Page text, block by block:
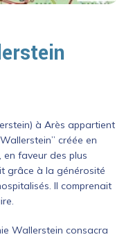
à Arès appartient
créée en
en faveur des plus
grâce à la générosité
Il comprenait
Wallerstein consacra